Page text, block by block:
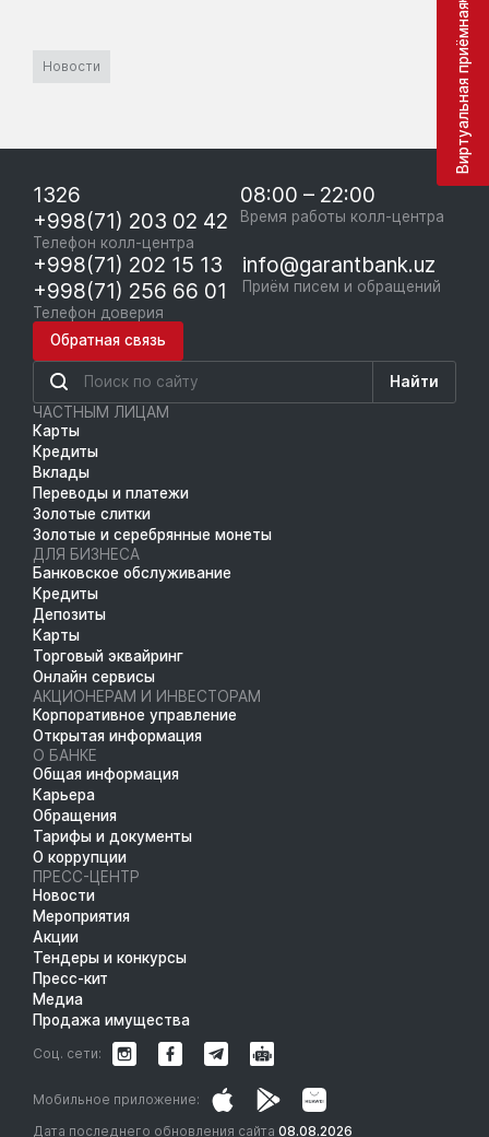
Новости
1326
+998(71) 203 02 42
Телефон колл-центра
08:00 – 22:00
Время работы колл-центра
+998(71) 202 15 13
+998(71) 256 66 01
Телефон доверия
info@garantbank.uz
Приём писем и обращений
Обратная связь
Найти
ЧАСТНЫМ ЛИЦАМ
Карты
Кредиты
Вклады
Переводы и платежи
Золотые слитки
Золотые и серебрянные монеты
ДЛЯ БИЗНЕСА
Банковское обслуживание
Кредиты
Депозиты
Карты
Торговый эквайринг
Онлайн сервисы
АКЦИОНЕРАМ И ИНВЕСТОРАМ
Корпоративное управление
Открытая информация
О БАНКЕ
Общая информация
Карьера
Обращения
Тарифы и документы
О коррупции
ПРЕСС-ЦЕНТР
Новости
Мероприятия
Акции
Тендеры и конкурсы
Пресс-кит
Медиа
Продажа имущества
Дата последнего обновления сайта 08.08.2026
Мобильное приложение:
Соц. сети:
Виртуальная приёмная